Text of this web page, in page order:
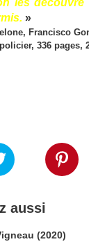
les
»
Francisco
336 pages,
aussi
(2020)